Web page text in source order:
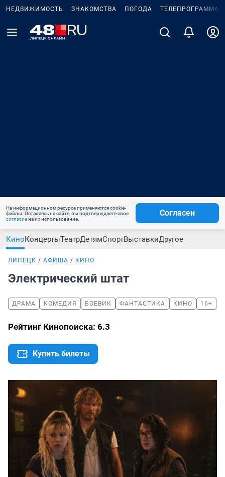
НЕДВИЖИМОСТЬ ЗНАКОМСТВА ПОГОДА ТЕЛЕПРОГРАММА
На информационном ресурсе применяются cookie-
файлы. Оставаясь на сайте, вы подтверждаете свое
согласиена их использование.
Согласен
КиноКонцертыТеатрДетямСпортВыставкиДругое
ЛИПЕЦК АФИША КИНО
Электрический штат
ДРАМА КОМЕДИЯ БОЕВИК ФАНТАСТИКА КИНО 16+
Рейтинг Кинопоиска: 6.3
Купить билеты